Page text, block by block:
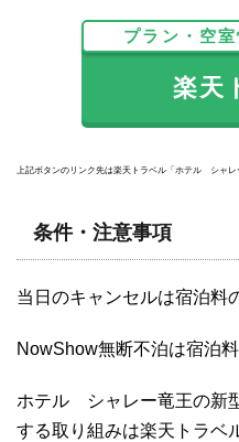
プラン・空
楽天
上記ボタンのリンク先は楽天トラベル「ホテル シャレ
条件・注意事項
当日のキャンセルは宿泊料
NowShow無断不泊は宿泊
ホテル シャレー竜王の新
する取り組みは楽天トラベ